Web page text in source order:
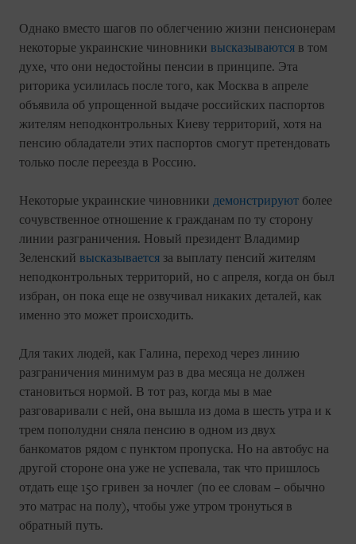
Однако вместо шагов по облегчению жизни пенсионерам
некоторые украинские чиновники высказываются в том
духе, что они недостойны пенсии в принципе. Эта
риторика усилилась после того, как Москва в апреле
объявила об упрощенной выдаче российских паспортов
жителям неподконтрольных Киеву территорий, хотя на
пенсию обладатели этих паспортов смогут претендовать
только после переезда в Россию.
Некоторые украинские чиновники демонстрируют более
сочувственное отношение к гражданам по ту сторону
линии разграничения. Новый президент Владимир
Зеленский высказывается за выплату пенсий жителям
неподконтрольных территорий, но с апреля, когда он был
избран, он пока еще не озвучивал никаких деталей, как
именно это может происходить.
Для таких людей, как Галина, переход через линию
разграничения минимум раз в два месяца не должен
становиться нормой. В тот раз, когда мы в мае
разговаривали с ней, она вышла из дома в шесть утра и к
трем пополудни сняла пенсию в одном из двух
банкоматов рядом с пунктом пропуска. Но на автобус на
другой стороне она уже не успевала, так что пришлось
отдать еще 150 гривен за ночлег (по ее словам – обычно
это матрас на полу), чтобы уже утром тронуться в
обратный путь.